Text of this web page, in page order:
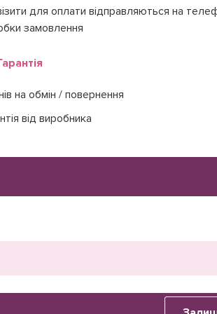
для оплати відправляються на
замовлення
на обмін / повернення
від виробника